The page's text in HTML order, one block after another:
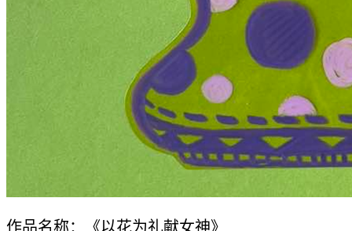
作品名称：《以花为礼献女神》